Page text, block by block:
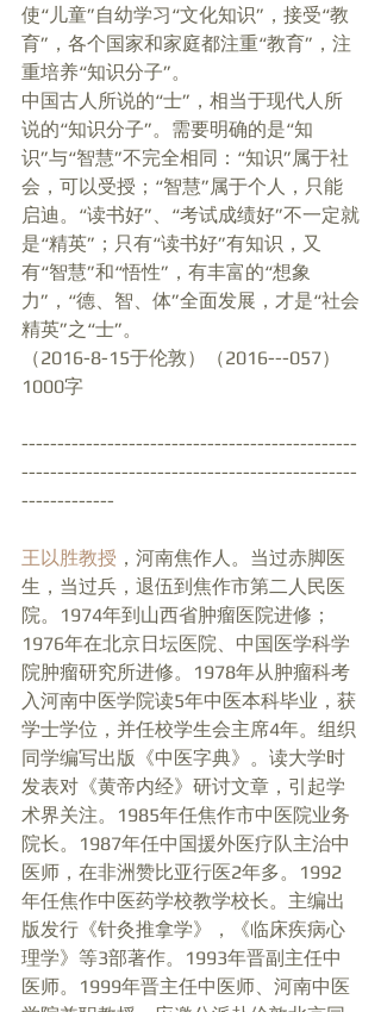
使“儿童”自幼学习“文化知识”，接受“教
育”，各个国家和家庭都注重“教育”，注
重培养“知识分子”。
中国古人所说的“士”，相当于现代人所
说的“知识分子”。需要明确的是“知
识”与“智慧”不完全相同：“知识”属于社
会，可以受授；“智慧”属于个人，只能
启迪。“读书好”、“考试成绩好”不一定就
是“精英”；只有“读书好”有知识，又
有“智慧”和“悟性”，有丰富的“想象
力”，“德、智、体”全面发展，才是“社会
精英”之“士”。
（2016-8-15于伦敦）（2016---057）
1000字
-----------------------------------------------
-----------------------------------------------
-------------
王以胜教授 ，河南焦作人。当过赤脚医
生，当过兵，退伍到焦作市第二人民医
院。1974年到山西省肿瘤医院进修；
1976年在北京日坛医院、中国医学科学
院肿瘤研究所进修。1978年从肿瘤科考
入河南中医学院读5年中医本科毕业，获
学士学位，并任校学生会主席4年。组织
同学编写出版《中医字典》。读大学时
发表对《黄帝内经》研讨文章，引起学
术界关注。1985年任焦作市中医院业务
院长。1987年任中国援外医疗队主治中
医师，在非洲赞比亚行医2年多。1992
年任焦作中医药学校教学校长。主编出
版发行《针灸推拿学》，《临床疾病心
理学》等3部著作。1993年晋副主任中
医师。1999年晋主任中医师、河南中医